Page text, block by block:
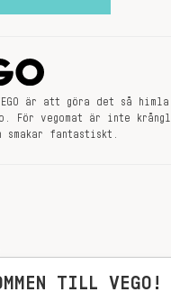
är att göra det så
För vegomat är inte
smakar fantastiskt.
TILL VEGO!